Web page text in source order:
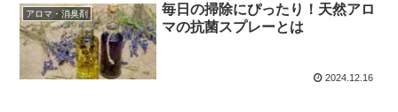
アロマ・消臭剤
毎日の掃除にぴったり！天然アロ
マの抗菌スプレーとは
2024.12.16